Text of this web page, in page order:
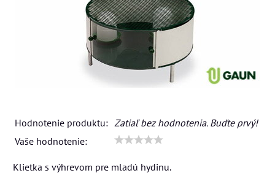
Hodnotenie produktu: Zatiaľ bez hodnotenia. Buďte prvý!
Vaše hodnotenie:
Klietka s výhrevom pre mladú hydinu.